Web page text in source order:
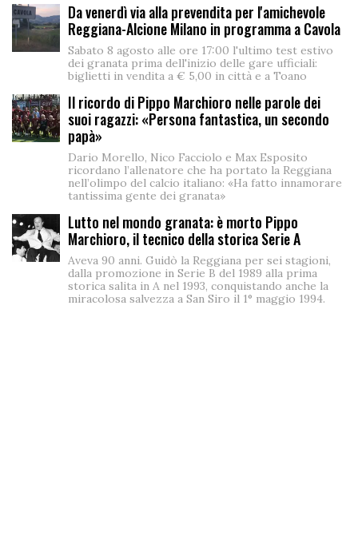
Da venerdì via alla prevendita per l'amichevole
Reggiana-Alcione Milano in programma a Cavola
Sabato 8 agosto alle ore 17:00 l'ultimo test estivo
dei granata prima dell'inizio delle gare ufficiali:
biglietti in vendita a € 5,00 in città e a Toano
Il ricordo di Pippo Marchioro nelle parole dei
suoi ragazzi: «Persona fantastica, un secondo
papà»
Dario Morello, Nico Facciolo e Max Esposito
ricordano l’allenatore che ha portato la Reggiana
nell’olimpo del calcio italiano: «Ha fatto innamorare
tantissima gente dei granata»
Lutto nel mondo granata: è morto Pippo
Marchioro, il tecnico della storica Serie A
Aveva 90 anni. Guidò la Reggiana per sei stagioni,
dalla promozione in Serie B del 1989 alla prima
storica salita in A nel 1993, conquistando anche la
miracolosa salvezza a San Siro il 1° maggio 1994.